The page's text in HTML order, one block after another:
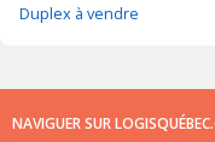
Duplex à vendre
NAVIGUER SUR